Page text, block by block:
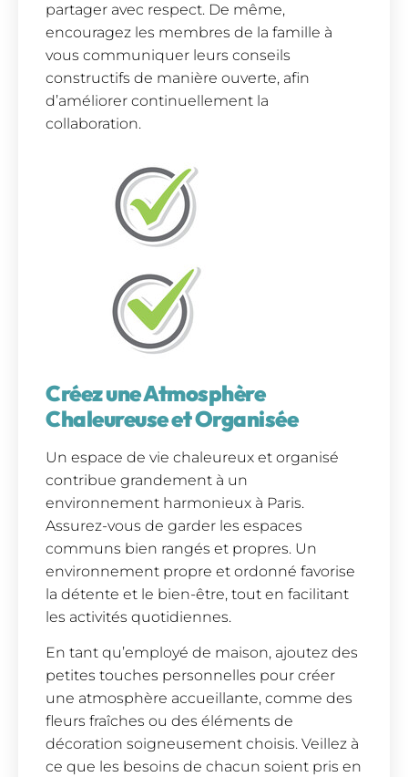
partager avec respect. De même,
encouragez les membres de la famille à
vous communiquer leurs conseils
constructifs de manière ouverte, afin
d’améliorer continuellement la
collaboration.
Créez une Atmosphère
Chaleureuse et Organisée
Un espace de vie chaleureux et organisé
contribue grandement à un
environnement harmonieux à Paris.
Assurez-vous de garder les espaces
communs bien rangés et propres. Un
environnement propre et ordonné favorise
la détente et le bien-être, tout en facilitant
les activités quotidiennes.
En tant qu’employé de maison, ajoutez des
petites touches personnelles pour créer
une atmosphère accueillante, comme des
fleurs fraîches ou des éléments de
décoration soigneusement choisis. Veillez à
ce que les besoins de chacun soient pris en